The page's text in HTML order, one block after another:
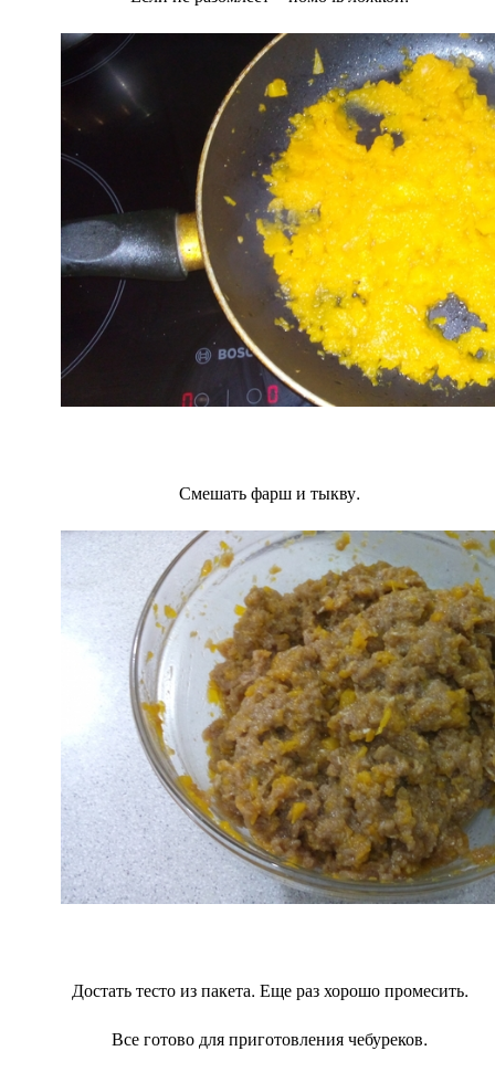
Смешать фарш и тыкву.
Достать тесто из пакета. Еще раз хорошо промесить.
Все готово для приготовления чебуреков.